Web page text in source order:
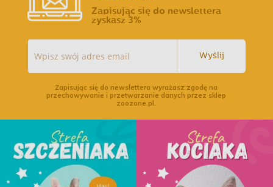
Zapisując się do newslettera
zyskasz 3%
Wyślij
Zapisując się do newslettera wyrażasz zgodę na
przechowywanie i przetwarzanie danych przez sklep
zoozone.pl.